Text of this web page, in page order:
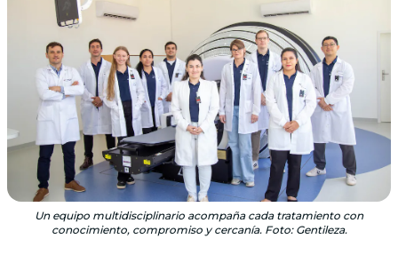
Un equipo multidisciplinario acompaña cada tratamiento con
conocimiento, compromiso y cercanía. Foto: Gentileza.